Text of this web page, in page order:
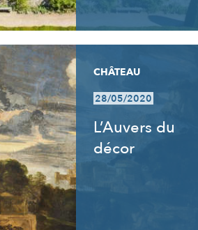
CHÂTEAU
28/05/2020
L’Auvers du
décor